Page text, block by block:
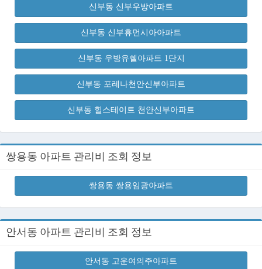
신부동 신부우방아파트
신부동 신부휴먼시아아파트
신부동 우방유쉘아파트 1단지
신부동 포레나천안신부아파트
신부동 힐스테이트 천안신부아파트
쌍용동 아파트 관리비 조회 정보
쌍용동 쌍용임광아파트
안서동 아파트 관리비 조회 정보
안서동 고운여의주아파트